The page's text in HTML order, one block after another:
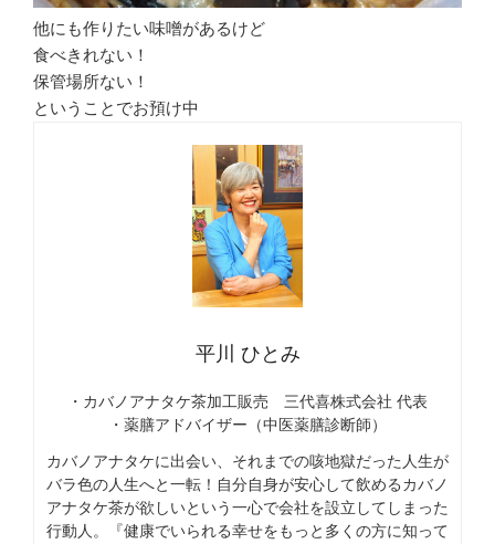
他にも作りたい味噌があるけど
食べきれない！
保管場所ない！
ということでお預け中
平川 ひとみ
・カバノアナタケ茶加工販売 三代喜株式会社 代表
・薬膳アドバイザー（中医薬膳診断師）
カバノアナタケに出会い、それまでの咳地獄だった人生が
バラ色の人生へと一転！自分自身が安心して飲めるカバノ
アナタケ茶が欲しいという一心で会社を設立してしまった
行動人。『健康でいられる幸せをもっと多くの方に知って